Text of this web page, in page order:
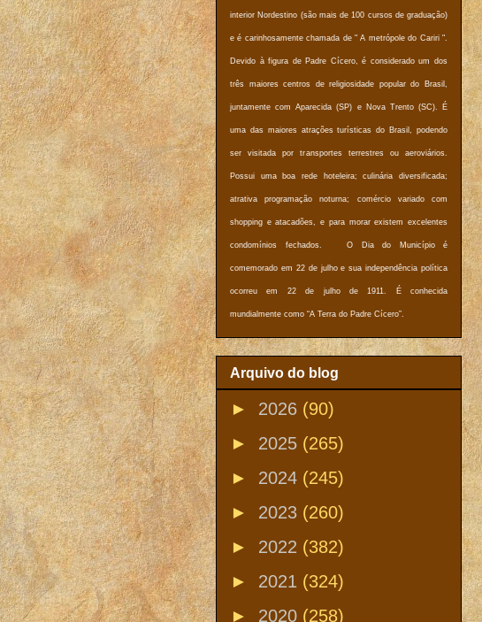
interior Nordestino (são mais de 100 cursos de graduação)
e é carinhosamente chamada de " A metrópole do Cariri ".
Devido à figura de Padre Cícero, é considerado um dos
três maiores centros de religiosidade popular do Brasil,
juntamente com Aparecida (SP) e Nova Trento (SC). É
uma das maiores atrações turísticas do Brasil, podendo
ser visitada por transportes terrestres ou aeroviários.
Possui uma boa rede hoteleira; culinária diversificada;
atrativa programação noturna; comércio variado com
shopping e atacadões, e para morar existem excelentes
condomínios fechados. O Dia do Município é
comemorado em 22 de julho e sua independência política
ocorreu em 22 de julho de 1911. É conhecida
mundialmente como “A Terra do Padre Cícero”.
Arquivo do blog
► 2026 (90)
► 2025 (265)
► 2024 (245)
► 2023 (260)
► 2022 (382)
► 2021 (324)
► 2020 (258)